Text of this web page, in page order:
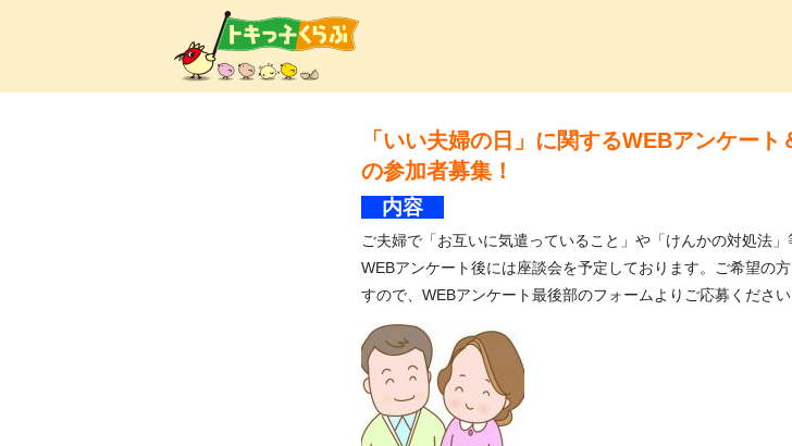
「いい夫婦の日」に関するWEBアンケー
の参加者募集！
内容
ご夫婦で「お互いに気遣っていること」や「けんかの対処法
WEBアンケート後には座談会を予定しております。ご希望の
すので、WEBアンケート最後部のフォームよりご応募ください